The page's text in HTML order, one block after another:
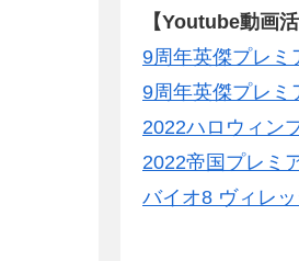
【Youtube動画活
9周年英傑プレミ
9周年英傑プレミ
2022ハロウィン
2022帝国プレミ
バイオ8 ヴィレ